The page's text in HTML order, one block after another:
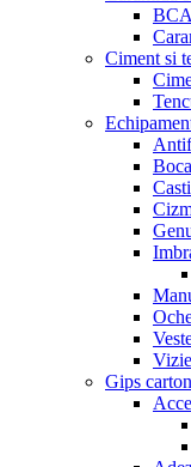
BCA
Ciment si
Gips